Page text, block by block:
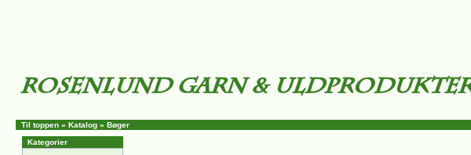
Til toppen » Katalog » Bøger
Kategorier